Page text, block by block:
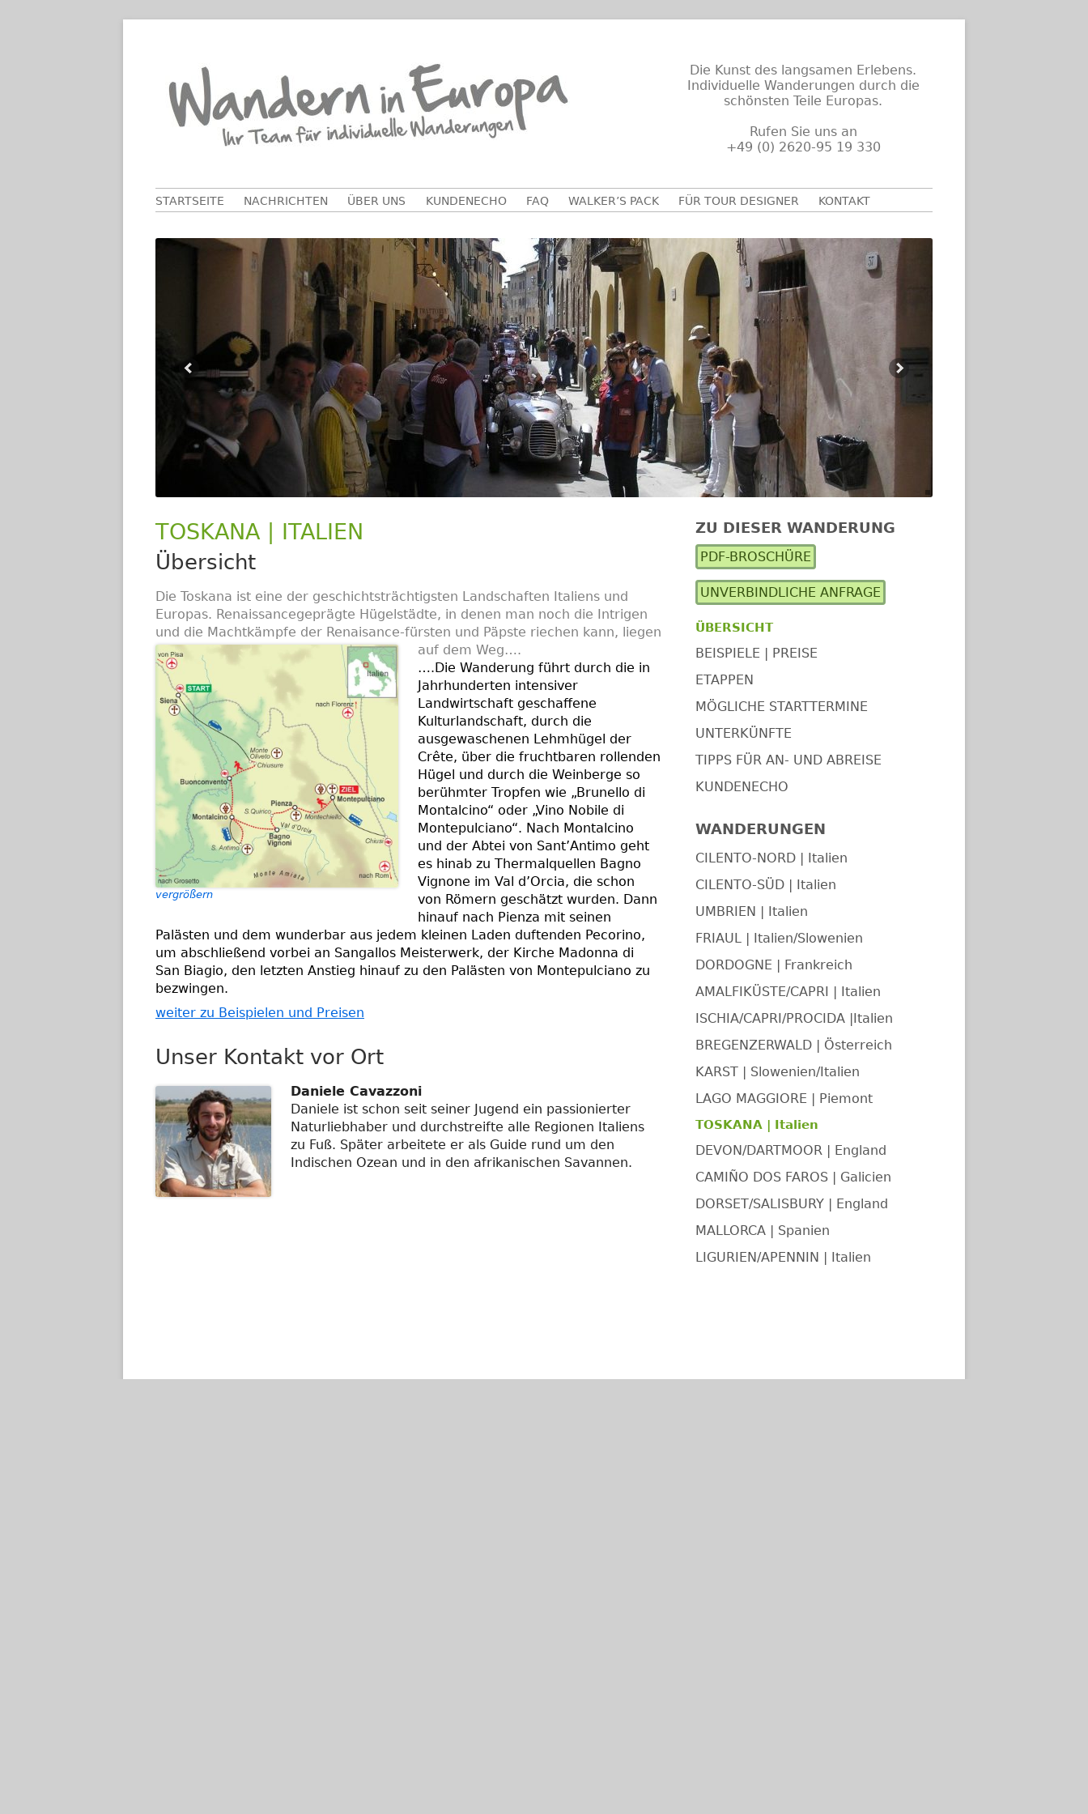
Die Kunst des langsamen Erlebens.
Individuelle Wanderungen durch die
schönsten Teile Europas.
Rufen Sie uns an
+49 (0) 2620-95 19 330
Primäres
Menü
STARTSEITE NACHRICHTEN ÜBER UNS KUNDENECHO FAQ WALKER’S PACK FÜR TOUR DESIGNER KONTAKT
TOSKANA | ITALIEN
Übersicht
Die Toskana ist eine der geschichtsträchtigsten Landschaften Italiens und
Europas. Renaissancegeprägte Hügelstädte, in denen man noch die Intrigen
und die Machtkämpfe der Renaisance-fürsten und Päpste riechen kann, liegen
auf dem Weg….
vergrößern
….Die Wanderung führt durch die in
Jahrhunderten intensiver
Landwirtschaft geschaffene
Kulturlandschaft, durch die
ausgewaschenen Lehmhügel der
Crête, über die fruchtbaren rollenden
Hügel und durch die Weinberge so
berühmter Tropfen wie „Brunello di
Montalcino“ oder „Vino Nobile di
Montepulciano“. Nach Montalcino
und der Abtei von Sant’Antimo geht
es hinab zu Thermalquellen Bagno
Vignone im Val d’Orcia, die schon
von Römern geschätzt wurden. Dann
hinauf nach Pienza mit seinen
Palästen und dem wunderbar aus jedem kleinen Laden duftenden Pecorino,
um abschließend vorbei an Sangallos Meisterwerk, der Kirche Madonna di
San Biagio, den letzten Anstieg hinauf zu den Palästen von Montepulciano zu
bezwingen.
weiter zu Beispielen und Preisen
Unser Kontakt vor Ort
Daniele Cavazzoni
Daniele ist schon seit seiner Jugend ein passionierter
Naturliebhaber und durchstreifte alle Regionen Italiens
zu Fuß. Später arbeitete er als Guide rund um den
Indischen Ozean und in den afrikanischen Savannen.
Haupt-
Seitenleiste
ZU DIESER WANDERUNG
PDF-BROSCHÜRE
UNVERBINDLICHE ANFRAGE
ÜBERSICHT
BEISPIELE | PREISE
ETAPPEN
MÖGLICHE STARTTERMINE
UNTERKÜNFTE
TIPPS FÜR AN- UND ABREISE
KUNDENECHO
WANDERUNGEN
CILENTO-NORD | Italien
CILENTO-SÜD | Italien
UMBRIEN | Italien
FRIAUL | Italien/Slowenien
DORDOGNE | Frankreich
AMALFIKÜSTE/CAPRI | Italien
ISCHIA/CAPRI/PROCIDA |Italien
BREGENZERWALD | Österreich
KARST | Slowenien/Italien
LAGO MAGGIORE | Piemont
TOSKANA | Italien
DEVON/DARTMOOR | England
CAMIÑO DOS FAROS | Galicien
DORSET/SALISBURY | England
MALLORCA | Spanien
LIGURIEN/APENNIN | Italien